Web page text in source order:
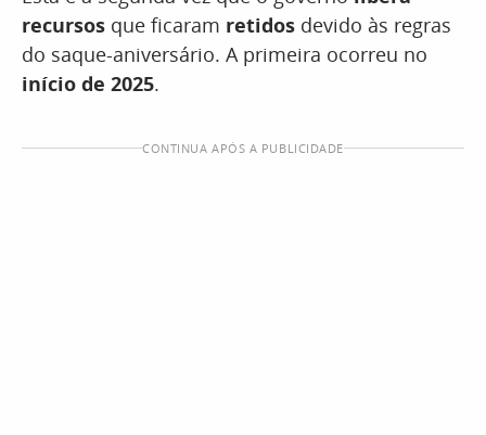
recursos que ficaram retidos devido às regras
do saque-aniversário. A primeira ocorreu no
início de 2025.
CONTINUA APÓS A PUBLICIDADE